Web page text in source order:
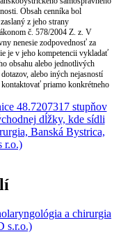
Obsah cenníka bol
z jeho strany
č. 578/2004 Z. z. V
nenesie zodpovednosť za
je v jeho kompetencii vykladať
obsahu alebo jednotlivých
alebo iných nejasností
priamo konkrétneho
a chirurgia
s.r.o.)